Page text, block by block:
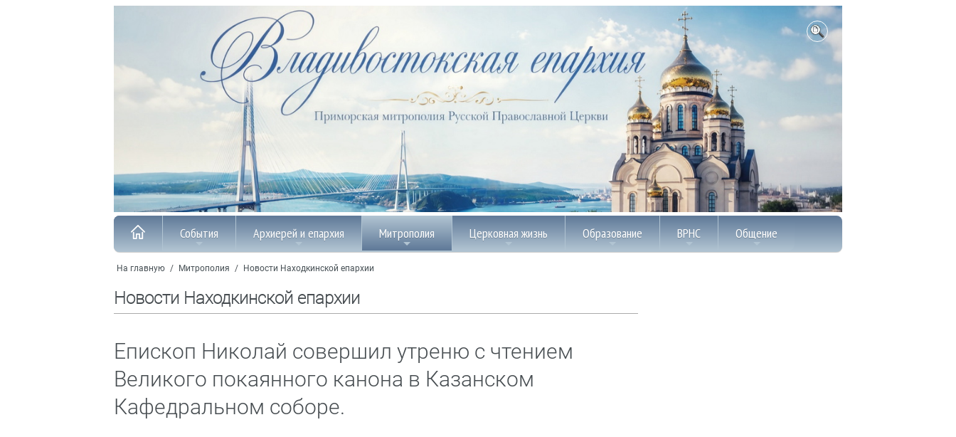
События Архиерей и епархия Митрополия Церковная жизнь Образование ВРНС Общение
На главную / Митрополия / Новости Находкинской епархии
Новости Находкинской епархии
Епископ Николай совершил утреню с чтением
Великого покаянного канона в Казанском
Кафедральном соборе.